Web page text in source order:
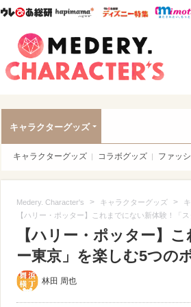
ウレぴあ総研ハピママ*
ウレぴ
キャラクターグッズ
キャラクターグッズ コラボグッズ ファッ
Medery. Character's > キャラクターグッズ >
【ハリー・ポッター】これまでにない新体験！「
【ハリー・ポッター】
ー東京」を楽しむ5つの
林田 周也